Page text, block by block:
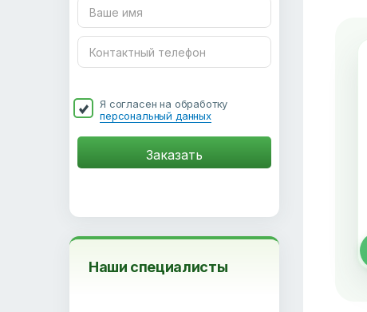
Я согласен на обработку
персональный данных
Наши специалисты